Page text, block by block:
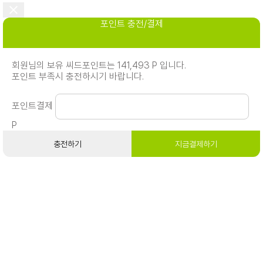
포인트 충전/결제
회원님의 보유 씨드포인트는 141,493 P 입니다.
포인트 부족시 충전하시기 바랍니다.
포인트결제
P
충전하기 지금결제하기